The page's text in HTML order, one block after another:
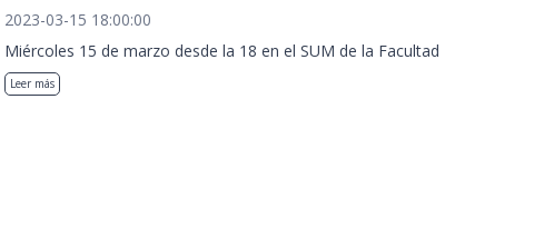
2023-03-15 18:00:00
Miércoles 15 de marzo desde la 18 en el SUM de la Facultad
Leer más